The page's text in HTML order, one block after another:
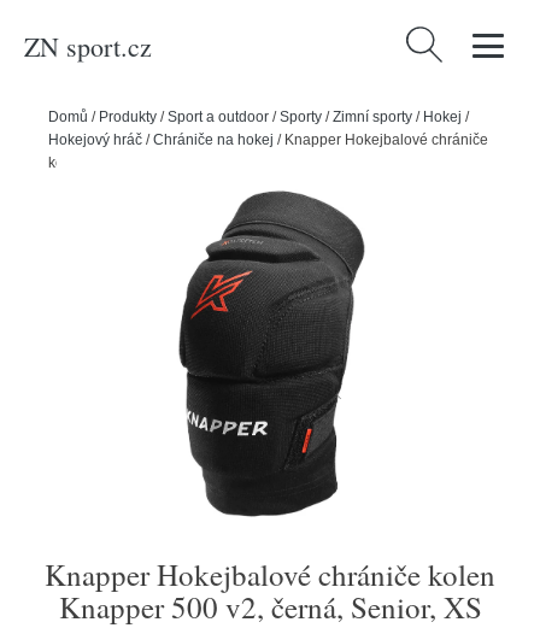
ZN sport.cz Vyhledávání
Domů / Produkty /Sport a outdoor /Sporty /Zimní sporty / Hokej /
Hokejový hráč /Chrániče na hokej / Knapper Hokejbalové chrániče
kolen Knapper 500 v2, černá, Senior, XS
Knapper Hokejbalové chrániče kolen
Knapper 500 v2, černá, Senior, XS